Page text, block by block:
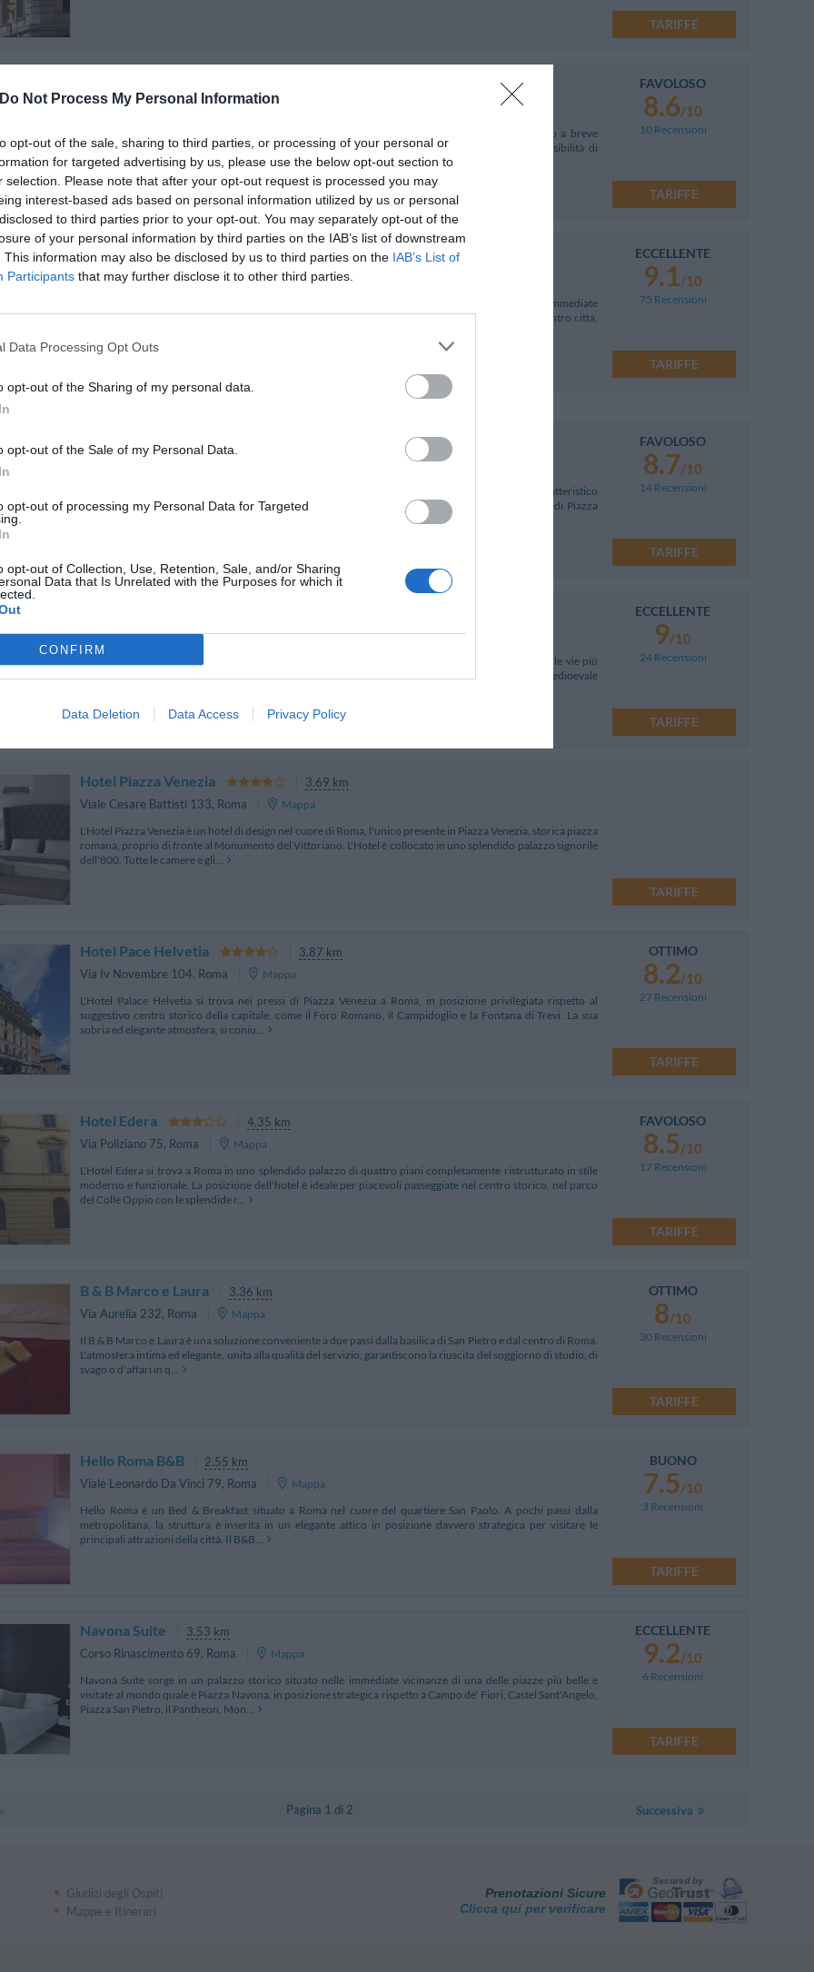
Do Not Process My Personal Information
opt-out of the sale, sharing to third parties, or processing of your personal or
for targeted advertising by us, please use the below opt-out section to
selection. Please note that after your opt-out request is processed you may
interest-based ads based on personal information utilized by us or personal
to third parties prior to your opt-out. You may separately opt-out of the
of your personal information by third parties on the IAB’s list of downstream
This information may also be disclosed by us to third parties on the IAB’s List of
Participants that may further disclose it to other third parties.
Data Processing Opt Outs
opt-out of the Sharing of my personal data.
opt-out of the Sale of my Personal Data.
opt-out of processing my Personal Data for Targeted
opt-out of Collection, Use, Retention, Sale, and/or Sharing
Data that Is Unrelated with the Purposes for which it
CONFIRM
Data Deletion Data Access Privacy Policy
TARIFFE
Via Dei Coronari 14,Roma
Mappa
L'Hotel Antica Dimora De Michaelis si trova a Roma nello splendido e suggestivo centro storico a breve
distanza da Piazza di Spagna, Piazza Navona, Pantheon e San Pietro. La struttura offre la possibilità di
trascorrere un piacevole soggiorno di cultura...
FAVOLOSO
8.6/10
10 Recensioni
TARIFFE
Vacanze A Roma Gregorio Vii
3.12 km
Via Gregorio Vii 278,Roma
Mappa
Vacanze a Roma Gregorio VII è un nuovissimo ed elegante Bed and Breakfast situato a Roma nelle immediate
vicinanze della Basilica di San Pietro e dei Musei Vaticani. Ben servito dai mezzi pubblici per il centro città,
La struttura vicino San Camillo con più giudizi, ben 75!
ECCELLENTE
9.1/10
75 Recensioni
TARIFFE
PRIVATE InItalia Club!
Ventisei Scalini a Trastevere è un accogliente e affascinante Bed & Breakfast situato nel cuore del caratteristico
rione di Roma. Grazie alla sua posizione strategica, consente di raggiungere comodamente a piedi Piazza
FAVOLOSO
8.7/10
14 Recensioni
TARIFFE
Via Del Governo Vecchio 118,Roma
Mappa
Il Bed and Breakfast si trova nel cuore di Roma a 100 mt dalla splendida Piazza Navona in una delle vie più
esclusive e vivaci della città. La struttura offre un'atmosfera preziosa e romantica di un'antica torre medioevale
ECCELLENTE
9/10
24 Recensioni
TARIFFE
Hotel Piazza Venezia
3.69 km
Viale Cesare Battisti 133, Roma
Mappa
L'Hotel Piazza Venezia è un hotel di design nel cuore di Roma, l'unico presente in Piazza Venezia, storica piazza
romana, proprio di fronte al Monumento del Vittoriano. L'Hotel è collocato in uno splendido palazzo signorile
dell'800. Tutte le camere e gli...
TARIFFE
Hotel Pace Helvetia
3.87 km
Via Iv Novembre 104, Roma
Mappa
L'Hotel Palace Helvetia si trova nei pressi di Piazza Venezia a Roma, in posizione privilegiata rispetto al
suggestivo centro storico della capitale, come il Foro Romano, il Campidoglio e la Fontana di Trevi. La sua
sobria ed elegante atmosfera, si coniu...
OTTIMO
8.2/10
27 Recensioni
TARIFFE
Hotel Edera
4.35 km
Via Poliziano 75, Roma
Mappa
L'Hotel Edera si trova a Roma in uno splendido palazzo di quattro piani completamente ristrutturato in stile
moderno e funzionale. La posizione dell'hotel è ideale per piacevoli passeggiate nel centro storico, nel parco
del Colle Oppio con le splendide r...
FAVOLOSO
8.5/10
17 Recensioni
TARIFFE
B & B Marco e Laura
3.36 km
Via Aurelia 232, Roma
Mappa
Il B & B Marco e Laura è una soluzione conveniente a due passi dalla basilica di San Pietro e dal centro di Roma.
L'atmosfera intima ed elegante, unita alla qualità del servizio, garantiscono la riuscita del soggiorno di studio, di
svago o d'affari in q...
OTTIMO
8/10
30 Recensioni
TARIFFE
Hello Roma B&B
2.55 km
Viale Leonardo Da Vinci 79, Roma
Mappa
Hello Roma è un Bed & Breakfast situato a Roma nel cuore del quartiere San Paolo. A pochi passi dalla
metropolitana, la struttura è inserita in un elegante attico in posizione davvero strategica per visitare le
principali attrazioni della città. Il B&B...
BUONO
7.5/10
3 Recensioni
TARIFFE
Navona Suite
3.53 km
Corso Rinascimento 69, Roma
Mappa
Navona Suite sorge in un palazzo storico situato nelle immediate vicinanze di una delle piazze più belle e
visitate al mondo quale è Piazza Navona, in posizione strategica rispetto a Campo de' Fiori, Castel Sant'Angelo,
Piazza San Pietro, il Pantheon, Mon...
ECCELLENTE
9.2/10
6 Recensioni
TARIFFE
Pagina 1 di 2 Successiva
Giudizi degli Ospiti
Mappe e Itinerari
Prenotazioni Sicure
Clicca qui per verificare